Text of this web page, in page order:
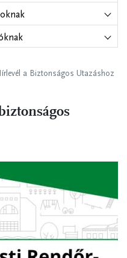
a Biztonságos Utazáshoz